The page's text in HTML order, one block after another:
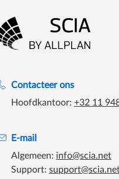
tijdens de katooruren
Contacteer ons
Hoofdkantoor: +32 11
E-mail
Algemeen: info@scia.net
Support: